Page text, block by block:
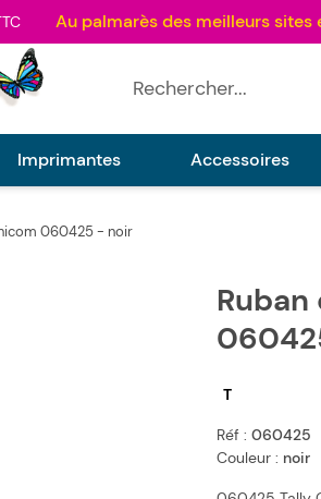
Imprimantes Accessoires
060425 - noir
T
Réf : 060425
Couleur : noir